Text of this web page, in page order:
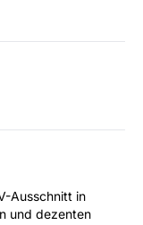
Ausschnitt in
und dezenten